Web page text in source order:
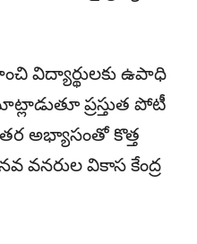
విద్యార్థులకు ఉపాధి
ప్రస్తుత పోటీ
అభ్యాసంతో కొత్త
వనరుల వికాస కేంద్ర